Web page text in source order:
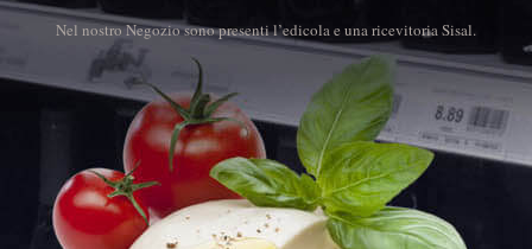
Nel nostro Negozio sono presenti l’edicola e una ricevitoria Sisal.